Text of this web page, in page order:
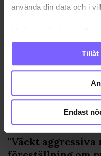
använda din data och i
Med din tillåtelse skulle
Samla in
som kan ha en
Identifiera din
för specifika
Ta reda på mer om hur
Du kan ändra eller dra
helst från cookie-
Tillåt
Endast
NYHETER
"Väckt